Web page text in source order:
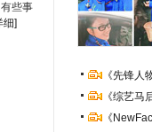
些事
细]
《先锋
《综艺
《